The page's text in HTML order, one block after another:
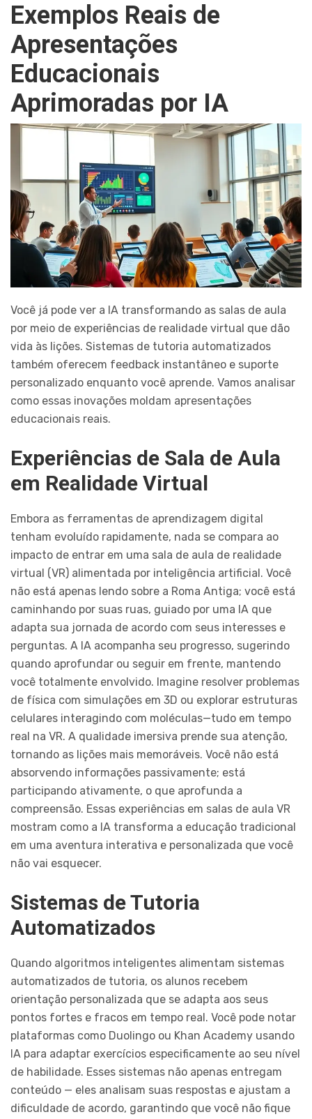
Exemplos Reais de
Apresentações
Educacionais
Aprimoradas por IA
Você já pode ver a IA transformando as salas de aula
por meio de experiências de realidade virtual que dão
vida às lições. Sistemas de tutoria automatizados
também oferecem feedback instantâneo e suporte
personalizado enquanto você aprende. Vamos analisar
como essas inovações moldam apresentações
educacionais reais.
Experiências de Sala de Aula
em Realidade Virtual
Embora as ferramentas de aprendizagem digital
tenham evoluído rapidamente, nada se compara ao
impacto de entrar em uma sala de aula de realidade
virtual (VR) alimentada por inteligência artificial. Você
não está apenas lendo sobre a Roma Antiga; você está
caminhando por suas ruas, guiado por uma IA que
adapta sua jornada de acordo com seus interesses e
perguntas. A IA acompanha seu progresso, sugerindo
quando aprofundar ou seguir em frente, mantendo
você totalmente envolvido. Imagine resolver problemas
de física com simulações em 3D ou explorar estruturas
celulares interagindo com moléculas—tudo em tempo
real na VR. A qualidade imersiva prende sua atenção,
tornando as lições mais memoráveis. Você não está
absorvendo informações passivamente; está
participando ativamente, o que aprofunda a
compreensão. Essas experiências em salas de aula VR
mostram como a IA transforma a educação tradicional
em uma aventura interativa e personalizada que você
não vai esquecer.
Sistemas de Tutoria
Automatizados
Quando algoritmos inteligentes alimentam sistemas
automatizados de tutoria, os alunos recebem
orientação personalizada que se adapta aos seus
pontos fortes e fracos em tempo real. Você pode notar
plataformas como Duolingo ou Khan Academy usando
IA para adaptar exercícios especificamente ao seu nível
de habilidade. Esses sistemas não apenas entregam
conteúdo — eles analisam suas respostas e ajustam a
dificuldade de acordo, garantindo que você não fique